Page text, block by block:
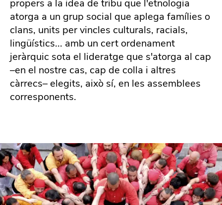
propers a la idea de tribu que l'etnologia
atorga a un grup social que aplega famílies o
clans, units per vincles culturals, racials,
lingüístics... amb un cert ordenament
jeràrquic sota el lideratge que s'atorga al cap
–en el nostre cas, cap de colla i altres
càrrecs– elegits, això sí, en les assemblees
corresponents.